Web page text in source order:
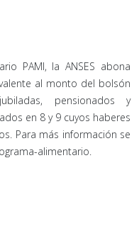
PAMI, la ANSES abona
al monto del bolsón
pensionados y
en 8 y 9 cuyos haberes
Para más información se
alimentario.